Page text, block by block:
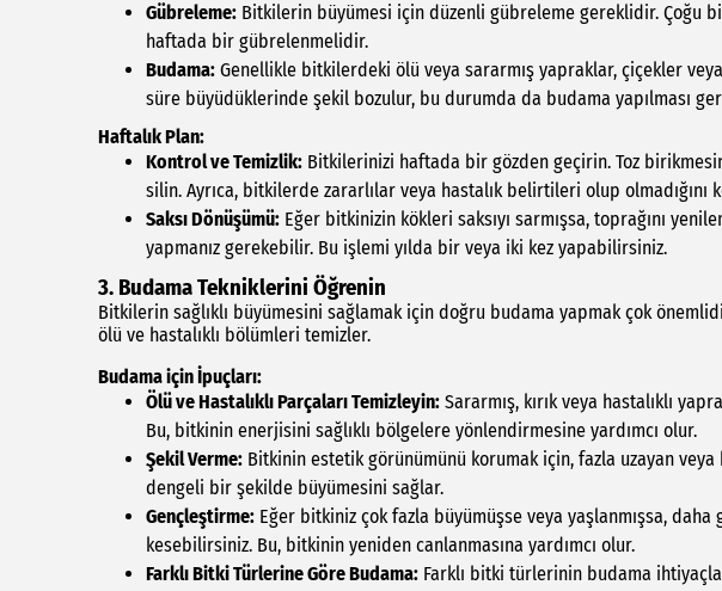
Gübreleme: Bitkilerin büyümesi için düzenli gübreleme gereklidir. Çoğu
haftada bir gübrelenmelidir.
Budama: Genellikle bitkilerdeki ölü veya sararmış yapraklar, çiçekler
süre büyüdüklerinde şekil bozulur, bu durumda da budama yapılması
Haftalık Plan:
Kontrol ve Temizlik: Bitkilerinizi haftada bir gözden geçirin. Toz
silin. Ayrıca, bitkilerde zararlılar veya hastalık belirtileri olup olmadığını
Saksı Dönüşümü: Eğer bitkinizin kökleri saksıyı sarmışsa, toprağını
yapmanız gerekebilir. Bu işlemi yılda bir veya iki kez yapabilirsiniz.
3. Budama Tekniklerini Öğrenin
Bitkilerin sağlıklı büyümesini sağlamak için doğru budama yapmak çok
ölü ve hastalıklı bölümleri temizler.
Budama için İpuçları:
Ölü ve Hastalıklı Parçaları Temizleyin: Sararmış, kırık veya hastalıklı
Bu, bitkinin enerjisini sağlıklı bölgelere yönlendirmesine yardımcı olur.
Şekil Verme: Bitkinin estetik görünümünü korumak için, fazla uzayan
dengeli bir şekilde büyümesini sağlar.
Gençleştirme: Eğer bitkiniz çok fazla büyümüşse veya yaşlanmışsa, daha
kesebilirsiniz. Bu, bitkinin yeniden canlanmasına yardımcı olur.
Farklı Bitki Türlerine Göre Budama: Farklı bitki türlerinin budama